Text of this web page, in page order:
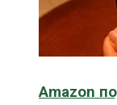
Amazon